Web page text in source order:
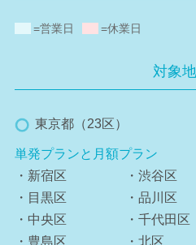
=営業日 =休業日
対象
東京都（23区）
単発プランと月額プラン
・新宿区
・渋谷区
・目黒区
・品川区
・中央区
・千代田区
・豊島区
・北区